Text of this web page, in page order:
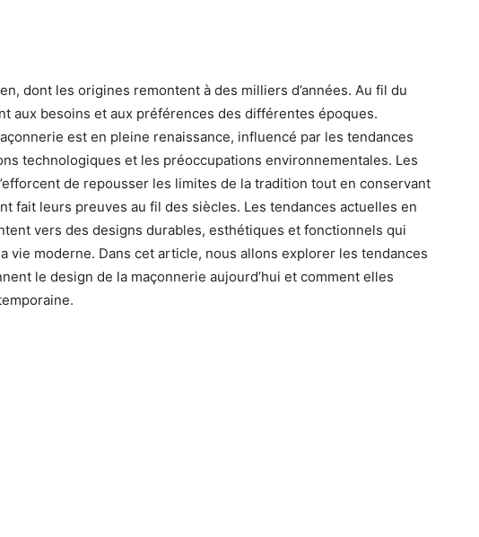
dont les origines remontent à des milliers d’années. Au fil du
aux besoins et aux préférences des différentes époques.
est en pleine renaissance, influencé par les tendances
technologiques et les préoccupations environnementales. Les
de repousser les limites de la tradition tout en conservant
fait leurs preuves au fil des siècles. Les tendances actuelles en
vers des designs durables, esthétiques et fonctionnels qui
vie moderne. Dans cet article, nous allons explorer les tendances
le design de la maçonnerie aujourd’hui et comment elles